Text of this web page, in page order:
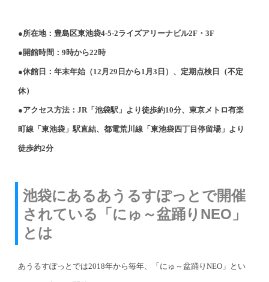
●所在地：豊島区東池袋4-5-2ライズアリーナビル2F・3F
●開館時間：9時から22時
●休館日：年末年始（12月29日から1月3日）、定期点検日（不定
休）
●アクセス方法：JR「池袋駅」より徒歩約10分、東京メトロ有楽
町線「東池袋」駅直結、都電荒川線「東池袋四丁目停留場」より
徒歩約2分
池袋にあるあうるすぽっとで開催
されている「にゅ～盆踊りNEO」
とは
あうるすぽっとでは2018年から毎年、「にゅ～盆踊りNEO」とい